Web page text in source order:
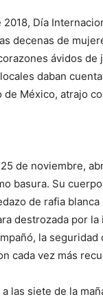
Día
decenas de
ávidos
daban
de México, atrajo
de noviembre,
basura. Su
de rafia
destrozada por
la
cada vez más
las siete de la